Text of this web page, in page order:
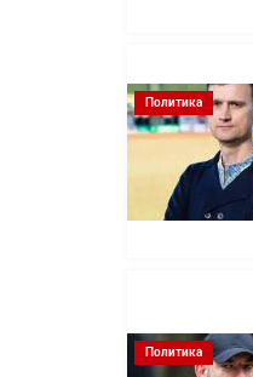
Политика
Политика